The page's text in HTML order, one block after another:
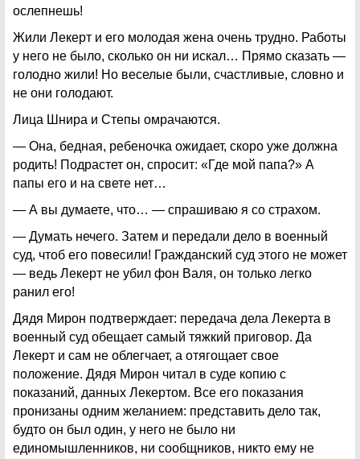
ослепнешь!
Жили Лекерт и его молодая жена очень трудно. Работы
у него не было, сколько он ни искал… Прямо сказать —
голодно жили! Но веселые были, счастливые, словно и
не они голодают.
Лица Шнира и Степы омрачаются.
— Она, бедная, ребеночка ожидает, скоро уже должна
родить! Подрастет он, спросит: «Где мой папа?» А
папы его и на свете нет…
— А вы думаете, что… — спрашиваю я со страхом.
— Думать нечего. Затем и передали дело в военный
суд, чтоб его повесили! Гражданский суд этого не может
— ведь Лекерт не убил фон Валя, он только легко
ранил его!
Дядя Мирон подтверждает: передача дела Лекерта в
военный суд обещает самый тяжкий приговор. Да
Лекерт и сам не облегчает, а отягощает свое
положение. Дядя Мирон читал в суде копию с
показаний, данных Лекертом. Все его показания
пронизаны одним желанием: представить дело так,
будто он был один, у него не было ни
единомышленников, ни сообщников, никто ему не